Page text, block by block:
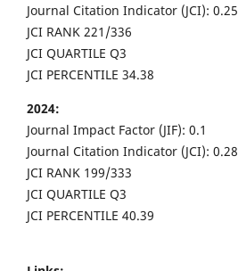
Journal Citation Indicator (JCI): 0.25
JCI RANK 221/336
JCI QUARTILE Q3
JCI PERCENTILE 34.38
2024:
Journal Impact Factor (JIF): 0.1
Journal Citation Indicator (JCI): 0.28
JCI RANK 199/333
JCI QUARTILE Q3
JCI PERCENTILE 40.39